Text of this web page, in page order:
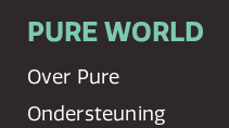
PURE WORLD
Over Pure
Ondersteuning